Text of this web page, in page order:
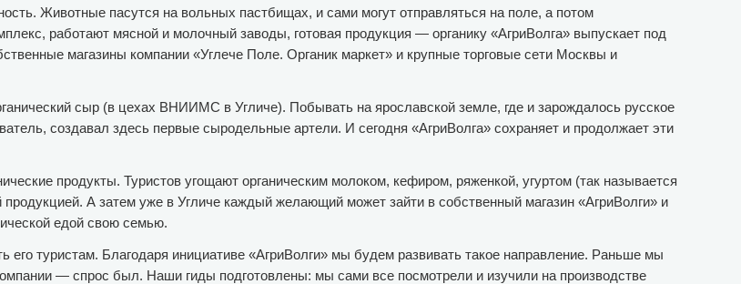
Животные пасутся на вольных пастбищах, и сами могут отправляться на поле, а потом
работают мясной и молочный заводы, готовая продукция — органику «АгриВолга» выпускает под
магазины компании «Углече Поле. Органик маркет» и крупные торговые сети Москвы и
сыр (в цехах ВНИИМС в Угличе). Побывать на ярославской земле, где и зарождалось русское
создавал здесь первые сыродельные артели. И сегодня «АгриВолга» сохраняет и продолжает эти
продукты. Туристов угощают органическим молоком, кефиром, ряженкой, угуртом (так называется
продукцией. А затем уже в Угличе каждый желающий может зайти в собственный магазин «АгриВолги» и
едой свою семью.
его туристам. Благодаря инициативе «АгриВолги» мы будем развивать такое направление. Раньше мы
— спрос был. Наши гиды подготовлены: мы сами все посмотрели и изучили на производстве